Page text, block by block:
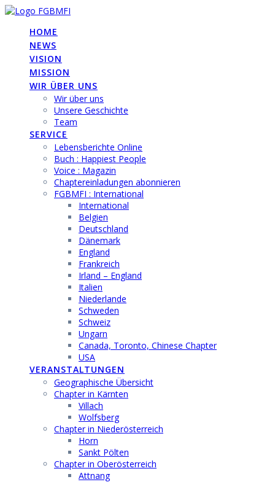
Skip
contentHOME
NEWS
VISION
MISSION
WIR ÜBER UNS
Wir über uns
Unsere Geschichte
Team
SERVICE
Lebensberichte Online
Buch : Happiest People
Voice : Magazin
Chaptereinladungen abonnieren
FGBMFI : International
International
Belgien
Deutschland
Dänemark
England
Frankreich
Irland – England
Italien
Niederlande
Schweden
Schweiz
Ungarn
Canada, Toronto, Chinese Chapter
USA
VERANSTALTUNGEN
Geographische Übersicht
Chapter in Kärnten
Villach
Wolfsberg
Chapter in Niederösterreich
Horn
Sankt Pölten
Chapter in Oberösterreich
Attnang